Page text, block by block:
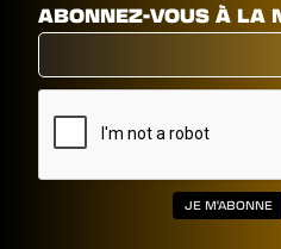
ABONNEZ-VOUS À LA